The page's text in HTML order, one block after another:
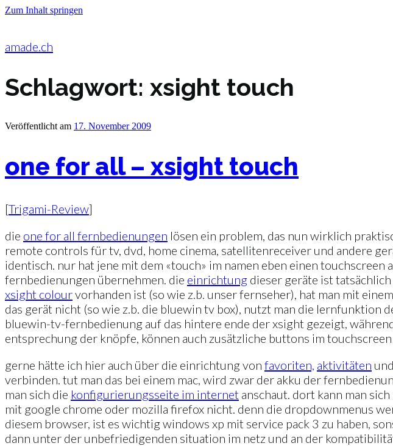
Zum Inhalt springen
amade.ch
Schlagwort: xsight touch
Veröffentlicht am 17. November 2009
one for all – xsight touch
[Trigami-Review]
die one for all fernbedienungen lösen ein problem, das nun wirklich
remote controls für tv, dvd, home cinema, satellitenreceiver und andere
identisch. nur hat jene mit dem «touch» im namen eben einen
fernbedienungen übernehmen. die einrichtung dieser geräte ist
xsight colourvorhanden ist (so wie z.b. unser fernseher), hat man mit
das gerät nicht (so wie z.b. die bluewin tv box), nutzt man die
bluewin-tv-fernbedienung auf das hintere ende der xsight gezeigt,
entsprechung der knöpfe, können auch zusätzliche buttons im
gerne hätte ich hier auch über die einrichtung von favoriten, aktivitäten und
verbinden. tut man das bei einem mac, wird zwar der akku der
man sich die konfigurierungsseite im internet anschaut. dort kann man
mit google chrome oder mozilla firefox nicht. denn die dropdownmenus
diesem browser, ist es wichtig windows xp mit service pack 3 zu haben,
dann unter der unbefriedigenden situation im netz und an der